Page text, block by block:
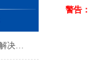
维修布氏硬度计与常见故障解决方法
警告